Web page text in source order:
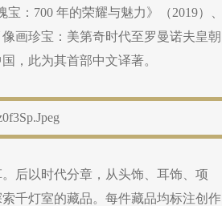
：700 年的荣耀与魅力》（2019）、
画珍宝：美第奇时代至罗曼诺夫皇朝
，此为其首部中文译著。
后以时代分章，从头饰、耳饰、项
千灯室的藏品。每件藏品均标注创作